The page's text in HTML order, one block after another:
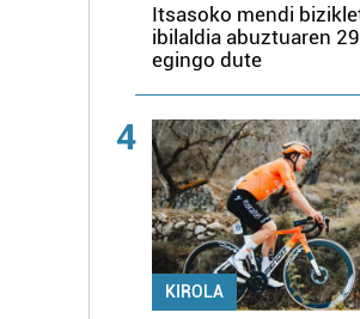
Itsasoko mendi
ibilaldia abuztuaren
egingo dute
4
KIROLA